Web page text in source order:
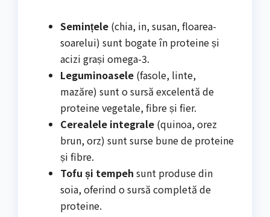
Semințele (chia, in, susan, floarea-
soarelui) sunt bogate în proteine și
acizi grași omega-3.
Leguminoasele (fasole, linte,
mazăre) sunt o sursă excelentă de
proteine vegetale, fibre și fier.
Cerealele integrale (quinoa, orez
brun, orz) sunt surse bune de proteine
și fibre.
Tofu și tempeh sunt produse din
soia, oferind o sursă completă de
proteine.